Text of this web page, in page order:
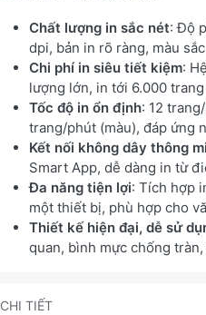
Chất lượng in sắc nét: Độ
dpi, bản in rõ ràng, màu
Chi phí in siêu tiết kiệm:
lượng lớn, in tới 6.000
Tốc độ in ổn định: 12
trang/phút (màu), đáp ứng
Kết nối không dây thông
Smart App, dễ dàng in từ
Đa năng tiện lợi: Tích hợp
một thiết bị, phù hợp cho
Thiết kế hiện đại, dễ sử
quan, bình mực chống
CHI TIẾT